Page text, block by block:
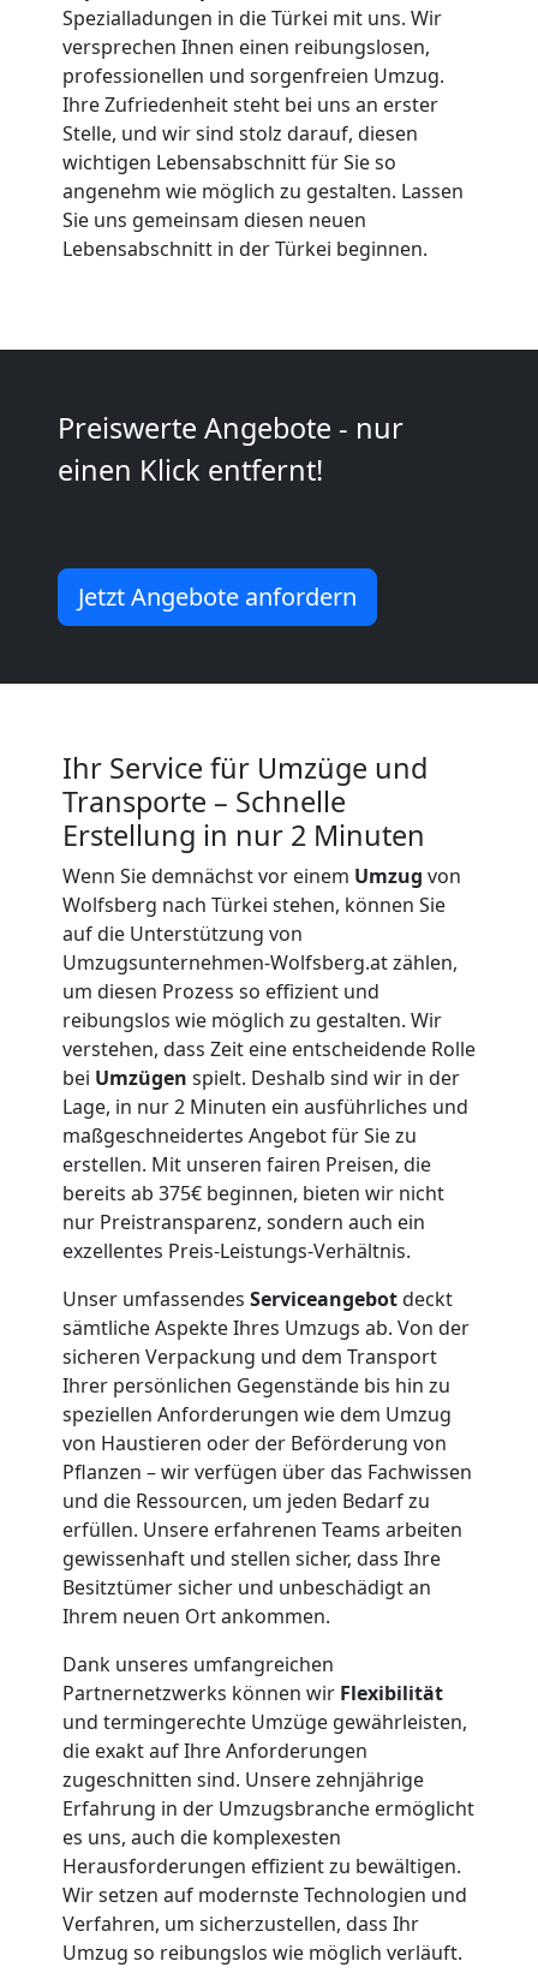
Spezialladungen in die Türkei mit uns. Wir
versprechen Ihnen einen reibungslosen,
professionellen und sorgenfreien Umzug.
Ihre Zufriedenheit steht bei uns an erster
Stelle, und wir sind stolz darauf, diesen
wichtigen Lebensabschnitt für Sie so
angenehm wie möglich zu gestalten. Lassen
Sie uns gemeinsam diesen neuen
Lebensabschnitt in der Türkei beginnen.
Preiswerte Angebote - nur
einen Klick entfernt!
Jetzt Angebote anfordern
Ihr Service für Umzüge und
Transporte – Schnelle
Erstellung in nur 2 Minuten
Wenn Sie demnächst vor einem Umzug von
Wolfsberg nach Türkei stehen, können Sie
auf die Unterstützung von
Umzugsunternehmen-Wolfsberg.at zählen,
um diesen Prozess so effizient und
reibungslos wie möglich zu gestalten. Wir
verstehen, dass Zeit eine entscheidende Rolle
bei Umzügen spielt. Deshalb sind wir in der
Lage, in nur 2 Minuten ein ausführliches und
maßgeschneidertes Angebot für Sie zu
erstellen. Mit unseren fairen Preisen, die
bereits ab 375€ beginnen, bieten wir nicht
nur Preistransparenz, sondern auch ein
exzellentes Preis-Leistungs-Verhältnis.
Unser umfassendes Serviceangebotdeckt
sämtliche Aspekte Ihres Umzugs ab. Von der
sicheren Verpackung und dem Transport
Ihrer persönlichen Gegenstände bis hin zu
speziellen Anforderungen wie dem Umzug
von Haustieren oder der Beförderung von
Pflanzen – wir verfügen über das Fachwissen
und die Ressourcen, um jeden Bedarf zu
erfüllen. Unsere erfahrenen Teams arbeiten
gewissenhaft und stellen sicher, dass Ihre
Besitztümer sicher und unbeschädigt an
Ihrem neuen Ort ankommen.
Dank unseres umfangreichen
Partnernetzwerks können wir Flexibilität
und termingerechte Umzüge gewährleisten,
die exakt auf Ihre Anforderungen
zugeschnitten sind. Unsere zehnjährige
Erfahrung in der Umzugsbranche ermöglicht
es uns, auch die komplexesten
Herausforderungen effizient zu bewältigen.
Wir setzen auf modernste Technologien und
Verfahren, um sicherzustellen, dass Ihr
Umzug so reibungslos wie möglich verläuft.
Qualitäts-
Umzüge
Wolfsberg
Wolfsberg
Anfrage
National
Beiladung
National
Beiladung
International
Internationaler
Umzug
Nationaler
Umzug